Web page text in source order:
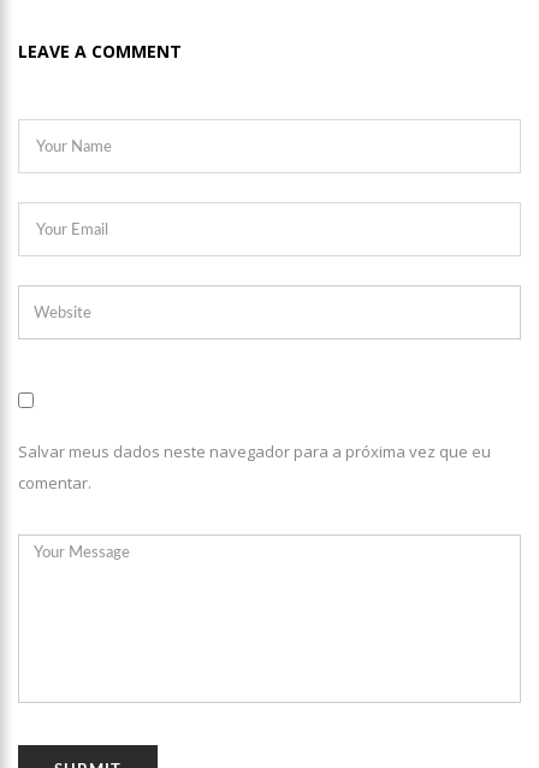
LEAVE A COMMENT
Salvar meus dados neste navegador para a próxima vez que eu
comentar.